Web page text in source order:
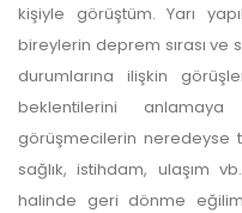
Dergiye makale
gönderilmesi ve
Alan Editörü
ve hakem süreçleri,
kişiyle görüştüm. Yarı
bireylerin deprem sırası ve
durumlarına ilişkin
beklentilerini anlamaya
görüşmecilerin neredeyse
sağlık, istihdam, ulaşım
halinde geri dönme